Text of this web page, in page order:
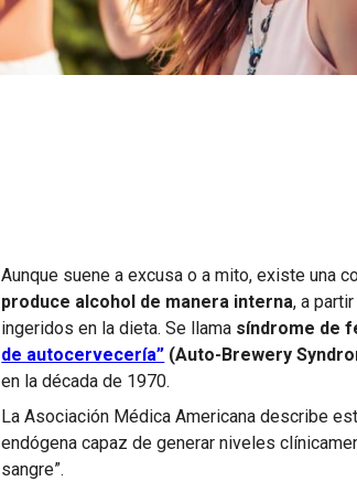
Aunque suene a excusa o a mito, existe una
produce alcohol de manera interna, a
ingeridos en la dieta. Se llama síndrome de
de autocervecería” (Auto-Brewery
en la década de 1970.
La Asociación Médica Americana describe
endógena capaz de generar niveles
sangre”.